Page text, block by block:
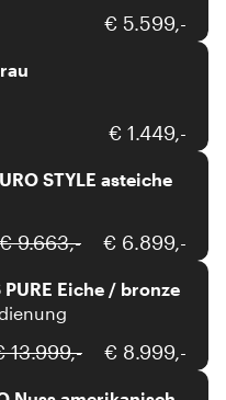
€ 5.599,-
xooon
€ 1.449,-
Anrei
STYLE asteiche
€ 9.663,- € 6.899,-
Team 7
Eiche / bronze
13.999,- € 8.999,-
Forcher